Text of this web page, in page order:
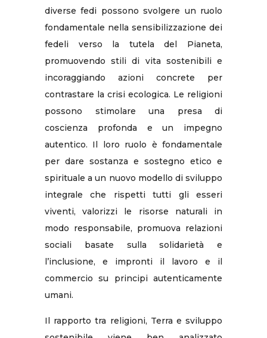
diverse fedi possono svolgere un ruolo
fondamentale nella sensibilizzazione dei
fedeli verso la tutela del Pianeta,
promuovendo stili di vita sostenibili e
incoraggiando azioni concrete per
contrastare la crisi ecologica. Le religioni
possono stimolare una presa di
coscienza profonda e un impegno
autentico. Il loro ruolo è fondamentale
per dare sostanza e sostegno etico e
spirituale a un nuovo modello di sviluppo
integrale che rispetti tutti gli esseri
viventi, valorizzi le risorse naturali in
modo responsabile, promuova relazioni
sociali basate sulla solidarietà e
l’inclusione, e impronti il lavoro e il
commercio su principi autenticamente
umani.
Il rapporto tra religioni, Terra e sviluppo